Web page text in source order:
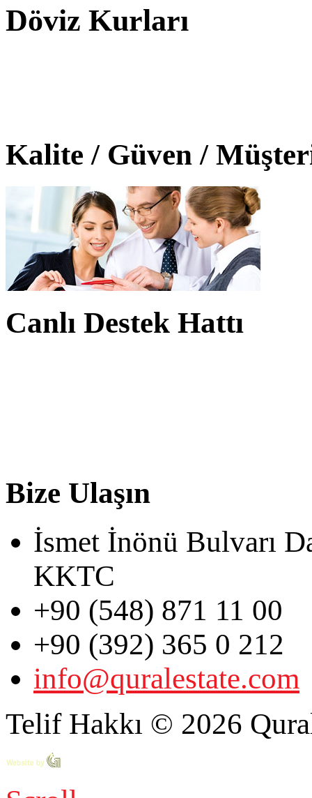
Döviz Kurları
Kalite / Güven /
Canlı Destek Hattı
Bize Ulaşın
İsmet İnönü Bulvarı
KKTC
+90 (548) 871 11 00
+90 (392) 365 0 212
info@quralestate.com
Telif Hakkı © 2026